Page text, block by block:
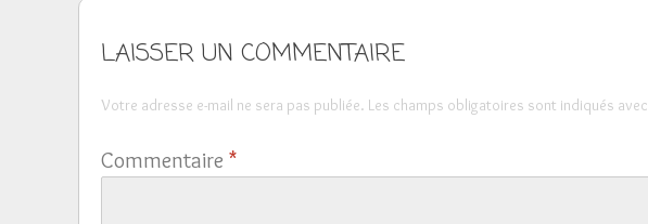
LAISSER UN COMMENTAIRE
Votre adresse e-mail ne sera pas publiée. Les champs obligatoires sont indiqués avec
Commentaire *